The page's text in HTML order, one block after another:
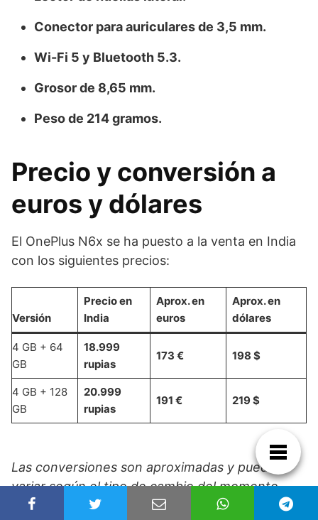
Conector para auriculares de 3,5 mm.
Wi-Fi 5 y Bluetooth 5.3.
Grosor de 8,65 mm.
Peso de 214 gramos.
Precio y conversión a
euros y dólares
El OnePlus N6x se ha puesto a la venta en India
con los siguientes precios:
Versión
Precio en
India
Aprox. en
euros
Aprox. en
dólares
4 GB + 64
GB
18.999
rupias
173 € 198 $
4 GB + 128
GB
20.999
rupias
191 € 219 $
Las conversiones son aproximadas y pueden
variar según el tipo de cambio del momento.